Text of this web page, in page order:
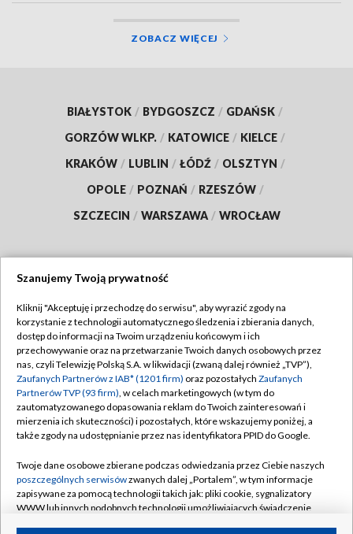
ZOBACZ WIĘCEJ
BIAŁYSTOK / BYDGOSZCZ / GDAŃSK /
GORZÓW WLKP. / KATOWICE / KIELCE /
KRAKÓW / LUBLIN / ŁÓDŹ / OLSZTYN /
OPOLE / POZNAŃ / RZESZÓW /
SZCZECIN / WARSZAWA / WROCŁAW
TVP
Abonament TVP
Emisja w TVP
Centrum informacji TVP
Naziemna Telewizja Cyfrowa
Rada Programowa
System NOS
Informacje o nadawcy
Regulamin TVP
Polityka prywatności
Moje zgody
Pomoc
Kontakt
Kanały
Szanujemy Twoją prywatność
Kliknij "Akceptuję i przechodzę do serwisu", aby wyrazić zgody na
korzystanie z technologii automatycznego śledzenia i zbierania danych,
dostęp do informacji na Twoim urządzeniu końcowym i ich
przechowywanie oraz na przetwarzanie Twoich danych osobowych przez
nas, czyli Telewizję Polską S.A. w likwidacji (zwaną dalej również „TVP”),
Zaufanych Partnerów z IAB* (1201 firm) oraz pozostałych Zaufanych
Partnerów TVP (93 firm), w celach marketingowych (w tym do
zautomatyzowanego dopasowania reklam do Twoich zainteresowań i
mierzenia ich skuteczności) i pozostałych, które wskazujemy poniżej, a
także zgody na udostępnianie przez nas identyfikatora PPID do Google.
Twoje dane osobowe zbierane podczas odwiedzania przez Ciebie naszych
poszczególnych serwisówzwanych dalej „Portalem”, w tym informacje
zapisywane za pomocą technologii takich jak: pliki cookie, sygnalizatory
WWW lub innych podobnych technologii umożliwiających świadczenie